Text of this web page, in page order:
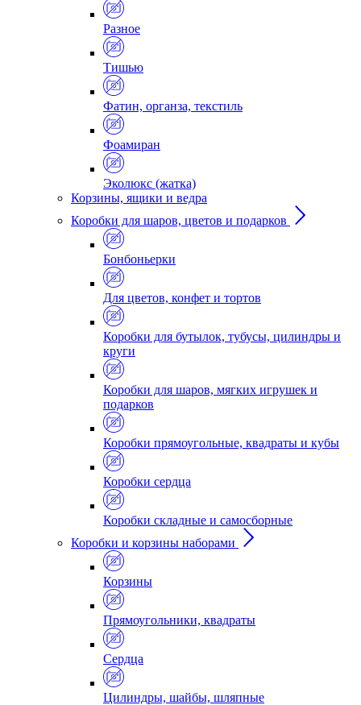
Разное
Тишью
Фатин, органза, текстиль
Фоамиран
Эколюкс (жатка)
Корзины, ящики и ведра
Коробки для шаров, цветов и подарков
Бонбоньерки
Для цветов, конфет и тортов
Коробки для бутылок, тубусы, цилиндры и
круги
Коробки для шаров, мягких игрушек и
подарков
Коробки прямоугольные, квадраты и кубы
Коробки сердца
Коробки складные и самосборные
Коробки и корзины наборами
Корзины
Прямоугольники, квадраты
Сердца
Цилиндры, шайбы, шляпные